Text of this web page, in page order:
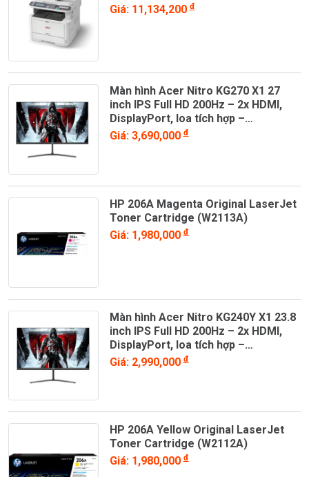
Giá: 11,134,200đ
Màn hình Acer Nitro KG270 X1 27
inch IPS Full HD 200Hz – 2x HDMI,
DisplayPort, loa tích hợp –
UM.HX0SV.101
Giá: 3,690,000đ
HP 206A Magenta Original LaserJet
Toner Cartridge (W2113A)
Giá: 1,980,000đ
Màn hình Acer Nitro KG240Y X1 23.8
inch IPS Full HD 200Hz – 2x HDMI,
DisplayPort, loa tích hợp –
UM.QX0SV.101
Giá: 2,990,000đ
HP 206A Yellow Original LaserJet
Toner Cartridge (W2112A)
Giá: 1,980,000đ